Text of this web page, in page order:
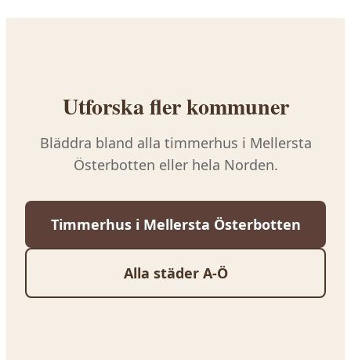
Utforska fler kommuner
Bläddra bland alla timmerhus i Mellersta
Österbotten eller hela Norden.
Timmerhus i Mellersta Österbotten
Alla städer A-Ö